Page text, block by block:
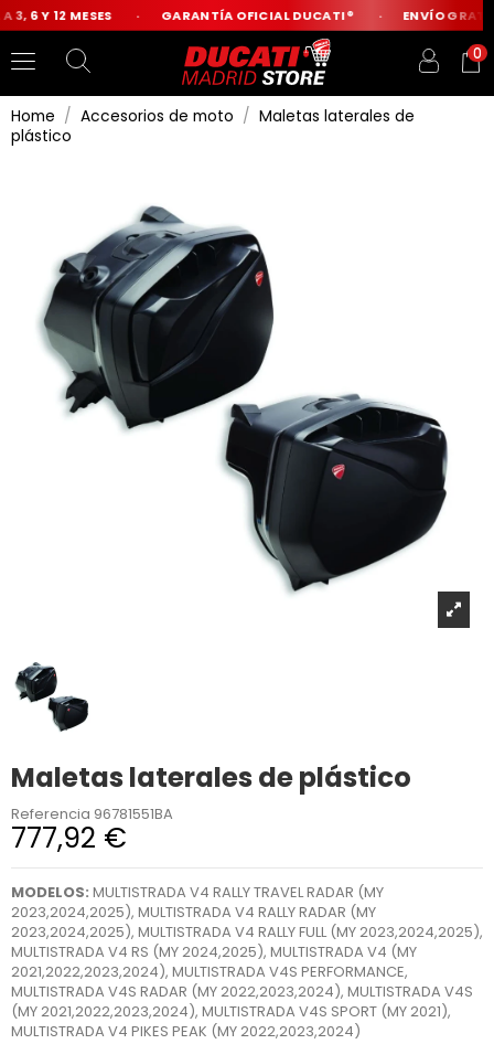
6 Y 12 MESES GARANTÍA OFICIAL DUCATI® ENVÍO
0
Home Accesorios de moto
Maletas laterales de
plástico
Maletas laterales de plástico
Referencia 96781551BA
777,92 €
MODELOS: MULTISTRADA V4 RALLY TRAVEL RADAR (MY
2023,2024,2025), MULTISTRADA V4 RALLY RADAR (MY
2023,2024,2025), MULTISTRADA V4 RALLY FULL (MY 2023,2024,2025),
MULTISTRADA V4 RS (MY 2024,2025), MULTISTRADA V4 (MY
2021,2022,2023,2024), MULTISTRADA V4S PERFORMANCE,
MULTISTRADA V4S RADAR (MY 2022,2023,2024), MULTISTRADA V4S
(MY 2021,2022,2023,2024), MULTISTRADA V4S SPORT (MY 2021),
MULTISTRADA V4 PIKES PEAK (MY 2022,2023,2024)